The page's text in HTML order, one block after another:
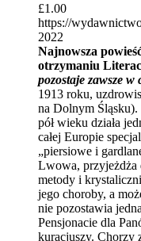
£1.00
https://
2022
Najnowsza
otrzymaniu
pozostaje zawsze
1913 roku,
na Dolnym Śląsku).
pół wieku działa
całej Europie
„piersiowe i
Lwowa, przyjeżdża
metody i
jego choroby, a
nie pozostawia
Pensjonacie dla
kuracjuszy. Chorzy